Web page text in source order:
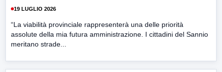
19 LUGLIO 2026
“La viabilità provinciale rappresenterà una delle priorità
assolute della mia futura amministrazione. I cittadini del Sannio
meritano strade...